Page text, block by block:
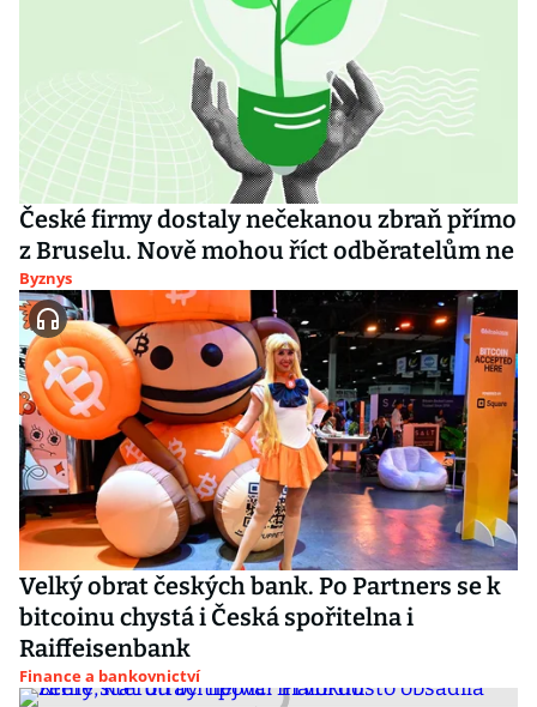
České firmy dostaly nečekanou zbraň přímo
z Bruselu. Nově mohou říct odběratelům ne
Byznys
Velký obrat českých bank. Po Partners se k
bitcoinu chystá i Česká spořitelna i
Raiffeisenbank
Finance a bankovnictví